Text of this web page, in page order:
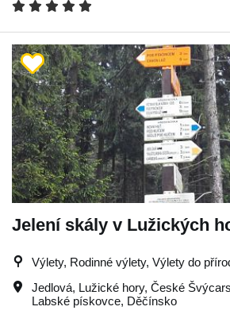
Jelení skály v Lužických
Výlety, Rodinné výlety, Výlety do
Jedlová, Lužické hory, České
Labské pískovce, Děčínsko